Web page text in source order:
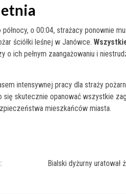
o 00:04, strażacy ponownie
ściółki leśnej w Janówce.
o ich pełnym zaangażowaniu i
intensywnej pracy dla straży
skutecznie opanować wszystkie
mieszkańców miasta.
Bialski dyżurny